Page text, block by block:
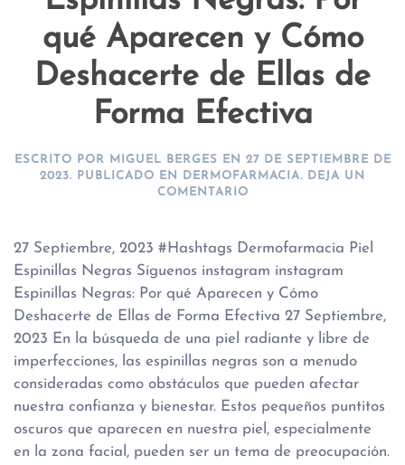
qué Aparecen y Cómo
Deshacerte de Ellas de
Forma Efectiva
ESCRITO POR MIGUEL BERGES EN 27 DE SEPTIEMBRE DE
2023. PUBLICADO EN DERMOFARMACIA.
DEJA UN
COMENTARIO
27 Septiembre, 2023 #Hashtags Dermofarmacia Piel
Espinillas Negras Síguenos instagram instagram
Espinillas Negras: Por qué Aparecen y Cómo
Deshacerte de Ellas de Forma Efectiva 27 Septiembre,
2023 En la búsqueda de una piel radiante y libre de
imperfecciones, las espinillas negras son a menudo
consideradas como obstáculos que pueden afectar
nuestra confianza y bienestar. Estos pequeños puntitos
oscuros que aparecen en nuestra piel, especialmente
en la zona facial, pueden ser un tema de preocupación.